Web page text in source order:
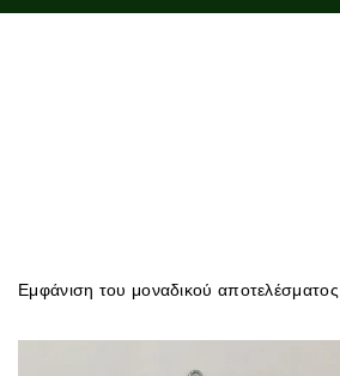
Εμφάνιση του μοναδικού αποτελέσματος